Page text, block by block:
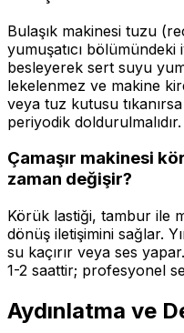
Bulaşık makinesi tuzu
yumuşatıcı
besleyerek sert suyu
lekelenmez ve makine
veya tuz kutusu
periyodik doldurulmalıdır.
Çamaşır makinesi
zaman değişir?
Körük lastiği, tambur ile
dönüş iletişimini sağlar.
su kaçırır veya ses
1-2 saattir; profesyonel
Aydınlatma ve